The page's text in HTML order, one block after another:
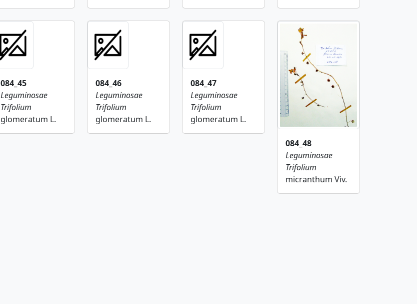
084_45
Leguminosae
Trifolium
glomeratum L.
084_46
Leguminosae
Trifolium
glomeratum L.
084_47
Leguminosae
Trifolium
glomeratum L.
084_48
Leguminosae
Trifolium
micranthum Viv.